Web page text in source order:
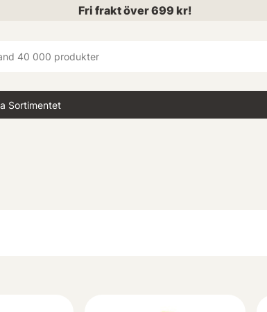
Fri frakt över 699 kr!
Sortimentet